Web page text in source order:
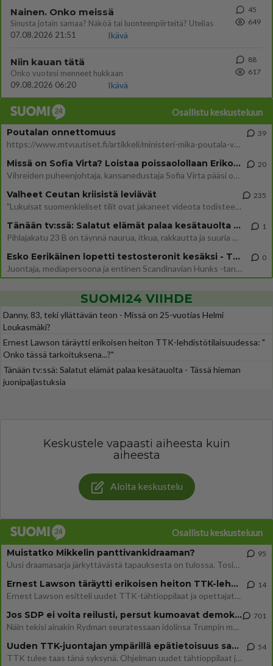
Nainen. Onko meissä
Sinusta jotain samaa? Näköä tai luonteenpiirteitä? Utelias
07.08.2026 21:51
Ikävä
45
649
Niin kauan tätä
Onko vuotesi menneet hukkaan
09.08.2026 06:20
Ikävä
88
617
Osallistu keskusteluun
Poutalan onnettomuus
https://www.mtvuutiset.fi/artikkeli/ministeri-mika-poutala-vakavassa-onnettomuudessa/9375980 Kumma kun jutussa ei manit
39
Missä on Sofia Virta? Loistaa poissaolollaan Erikoisjoukot uudelta kaudelta
Vihreiden puheenjohtaja, kansanedustaja Sofia Virta pääsi otsikoihin, kun tieto hänen osallistumisestaan Erikoisjoukot-k
20
Valheet Ceutan kriisistä leviävät
"Lukuisat suomenkieliset tilit ovat jakaneet videota todisteena siitä, että siirtolaisjoukot aiheuttavat edelleen Ceutas
235
Tänään tv:ssä: Salatut elämät palaa kesätauolta - Tässä hieman juonipaljastuksia
Pihlajakatu 23 B on täynnä naurua, itkua, rakkautta ja suuria salaisuuksia. Suomalaisten yksi pitkäikäisimmistä draamas
1
Esko Eerikäinen lopetti testosteronit kesäksi - Tämä ikävä vaikutus iski heti
Juontaja, mediapersoona ja entinen Scandinavian Hunks -tanssija Esko Eerikäinen on tunnettu avoimuudestaan. Nyt Eerikäi
0
SUOMI24 VIIHDE
Danny, 83, teki yllättävän teon - Missä on 25-vuotias Helmi
Loukasmäki?
Ernest Lawson täräytti erikoisen heiton TTK-lehdistötilaisuudessa: "
Onko tässä tarkoituksena...?"
Tänään tv:ssä: Salatut elämät palaa kesätauolta - Tässä hieman
juonipaljastuksia
Keskustele vapaasti aiheesta kuin
aiheesta
Aloita keskustelu
Osallistu keskusteluun
Muistatko Mikkelin panttivankidraaman?
Uusi draamasarja järkyttävästä tapauksesta on tulossa. Tositapahtumiin perustuva sarja ammentaa vuoden 1986 Mikkelin pan
95
Ernest Lawson täräytti erikoisen heiton TTK-lehdistötilaisuudessa: " Onko tässä tarkoituksena...?"
Ernest Lawson esitteli uudet TTK-tähtioppilaat ja opettajat torstaina 6.8. lehdistölle. Tulevalla kaudella on yksi hausk
14
Jos SDP ei voita reilusti, persut kumoavat demokratian Suomesta
Näin tekisi ainakin Rydman seuratessaan idolinsa Trumpin mallia https://www.is.fi/politiikka/art-2000012187244.html
701
Uuden TTK-juontajan ympärillä epätietoisuus sakenee - Nyt MTV hämmentää soppaa
TTK tulee taas tänä syksynä. Ohjelman uudet tähtioppilaat julkistetaan torstaina 6. elokuuta klo 14 alkavassa lehdistö
54